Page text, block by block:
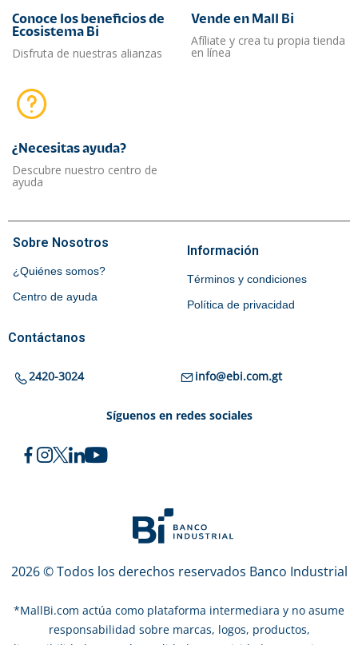
Conoce los beneficios de
Ecosistema Bi
Disfruta de nuestras alianzas
Vende en Mall Bi
Afíliate y crea tu propia tienda
en línea
¿Necesitas ayuda?​
Descubre nuestro centro de
ayuda
Sobre Nosotros
¿Quiénes somos?
Centro de ayuda
Información
Términos y condiciones
Política de privacidad
Contáctanos
2420-3024 info@ebi.com.gt
Síguenos en redes sociales
2026 © Todos los derechos reservados Banco Industrial
*MallBi.com actúa como plataforma intermediara y no asume
responsabilidad sobre marcas, logos, productos,